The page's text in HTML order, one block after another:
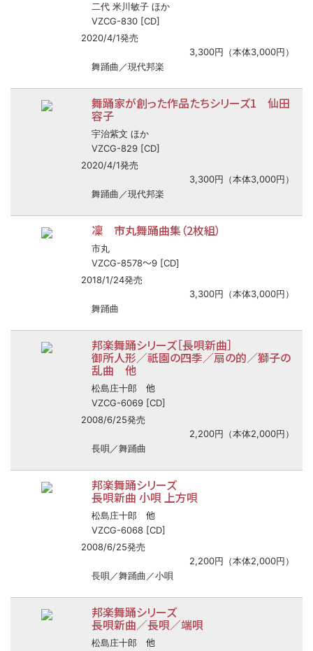
二代 米川敏子 ほか
VZCG-830 [CD]
2020/4/1発売
3,300円（本体3,000円）
舞踊曲／現代邦楽
舞踊家が創った作品たちシリーズ1 仙田
容子
宇治紫文 ほか
VZCG-829 [CD]
2020/4/1発売
3,300円（本体3,000円）
舞踊曲／現代邦楽
凜 市丸舞踊曲集（2枚組）
市丸
VZCG-8578〜9 [CD]
2018/1/24発売
3,300円（本体3,000円）
舞踊曲
邦楽舞踊シリーズ［長唄新曲］
御所人形／祇園の四季／扇の的／獅子の
乱曲 他
松島庄十郎 他
VZCG-6069 [CD]
2008/6/25発売
2,200円（本体2,000円）
長唄／舞踊曲
邦楽舞踊シリーズ
長唄新曲 小唄 上方唄
松島庄十郎 他
VZCG-6068 [CD]
2008/6/25発売
2,200円（本体2,000円）
長唄／舞踊曲／小唄
邦楽舞踊シリーズ
長唄新曲／長唄／端唄
松島庄十郎 他